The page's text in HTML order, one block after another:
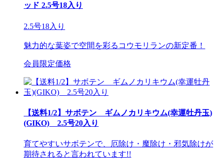
ッド 2.5号18入り
2.5号18入り
魅力的な葉姿で空間を彩るコウモリランの新定番！
会員限定価格
【送料1/2】サボテン ギムノカリキウム(幸運牡丹玉)
(GIKO) 2.5号20入り
育てやすいサボテンで、厄除け・魔除け・邪気除けが
期待されると言われています!!